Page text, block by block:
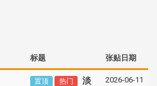
标题 张贴日期
置顶 热门
淡
2026-06-11